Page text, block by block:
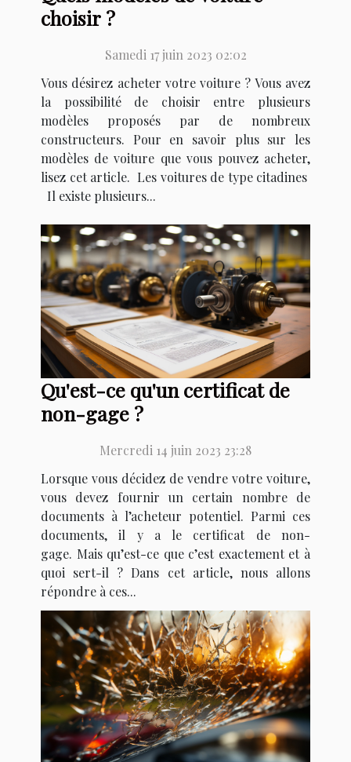
choisir ?
Samedi 17 juin 2023 02:02
Vous désirez acheter votre voiture ? Vous avez
la possibilité de choisir entre plusieurs
modèles proposés par de nombreux
constructeurs. Pour en savoir plus sur les
modèles de voiture que vous pouvez acheter,
lisez cet article. Les voitures de type citadines
Il existe plusieurs...
Qu'est-ce qu'un certificat de
non-gage ?
Mercredi 14 juin 2023 23:28
Lorsque vous décidez de vendre votre voiture,
vous devez fournir un certain nombre de
documents à l’acheteur potentiel. Parmi ces
documents, il y a le certificat de non-
gage. Mais qu’est-ce que c’est exactement et à
quoi sert-il ? Dans cet article, nous allons
répondre à ces...